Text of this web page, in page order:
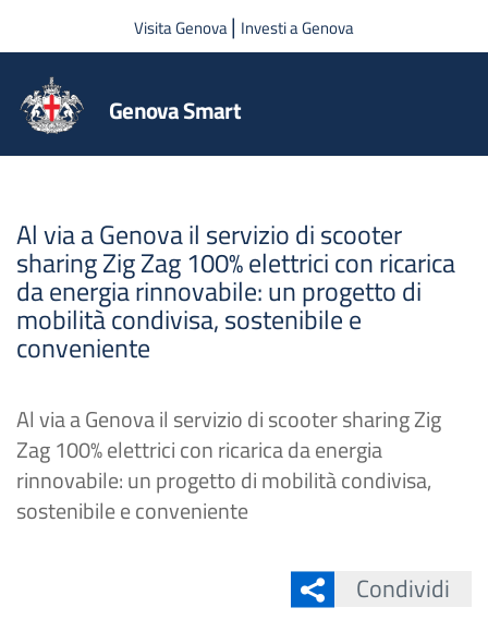
Salta al contenuto principale
Visita Genova| Investi a Genova
Genova Smart
Al via a Genova il servizio di scooter
sharing Zig Zag 100% elettrici con ricarica
da energia rinnovabile: un progetto di
mobilità condivisa, sostenibile e
conveniente
Al via a Genova il servizio di scooter sharing Zig
Zag 100% elettrici con ricarica da energia
rinnovabile: un progetto di mobilità condivisa,
sostenibile e conveniente
Condividi